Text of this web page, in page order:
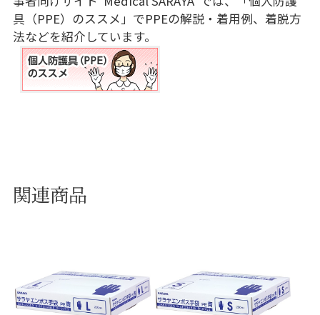
具（PPE）のススメ」でPPEの解説・着用例、着脱方
法などを紹介しています。
関連商品